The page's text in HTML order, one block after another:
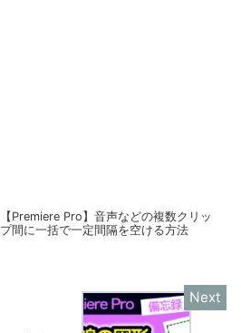
【Premiere Pro】音声などの複数クリッ
プ間に一括で一定間隔を空ける方法